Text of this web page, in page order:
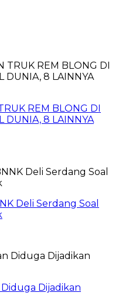
REM BLONG DI
DUNIA, 8 LAINNYA
Deli Serdang Soal
Dijadikan